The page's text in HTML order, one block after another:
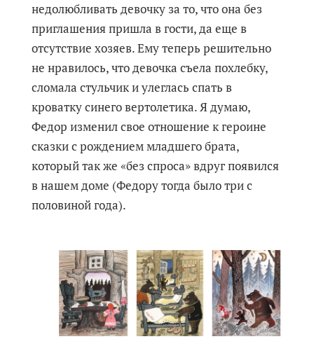
недолюбливать девочку за то, что она без
приглашения пришла в гости, да еще в
отсутствие хозяев. Ему теперь решительно
не нравилось, что девочка съела похлебку,
сломала стульчик и улеглась спать в
кроватку синего вертолетика. Я думаю,
Федор изменил свое отношение к героине
сказки с рождением младшего брата,
который так же «без спроса» вдруг появился
в нашем доме (Федору тогда было три с
половиной года).